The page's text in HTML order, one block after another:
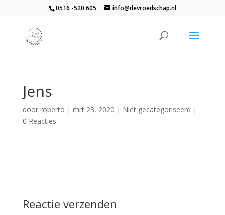
0516 -520 605 info@devroedschap.nl
Jens
door roberto | mrt 23, 2020 | Niet gecategoriseerd |
0 Reacties
Reactie verzenden